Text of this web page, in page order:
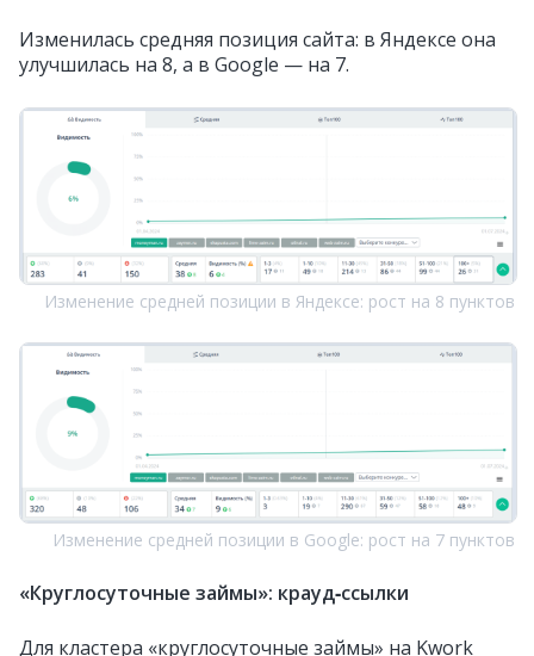
Изменилась средняя позиция сайта: в Яндексе она
улучшилась на 8, а в Google — на 7.
Изменение средней позиции в Яндексе: рост на 8 пунктов
Изменение средней позиции в Google: рост на 7 пунктов
«Круглосуточные займы»: крауд‑ссылки
Для кластера «круглосуточные займы» на Kwork